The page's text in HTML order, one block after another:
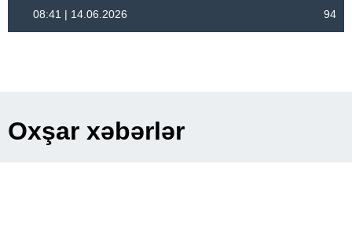
08:41 | 14.06.2026 94
Oxşar xəbərlər